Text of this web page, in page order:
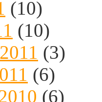
(10)
(10)
(3)
(6)
(6)